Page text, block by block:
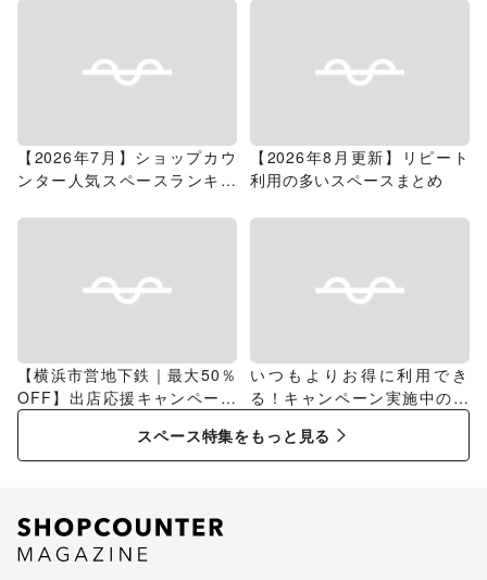
【2026年7月】ショップカウ
ンター人気スペースランキン
【2026年8月更新】リピート
利用の多いスペースまとめ
【横浜市営地下鉄｜最大50％
OFF】出店応援キャンペーン
特集
いつもよりお得に利用でき
る！キャンペーン実施中のス
スペース特集をもっと見る